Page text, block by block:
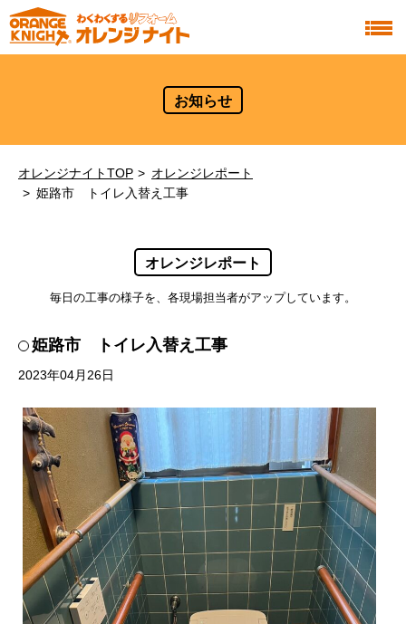
お知らせ
オレンジナイトTOP
オレンジレポート
姫路市 トイレ入替え工事
オレンジレポート
毎日の工事の様子を、各現場担当者がアップしています。
姫路市 トイレ入替え工事
2023年04月26日